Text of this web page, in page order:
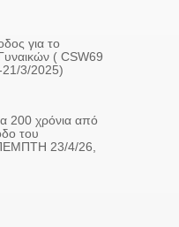
για το
( CSW69
3/2025)
200 χρόνια από
του
23/4/26,